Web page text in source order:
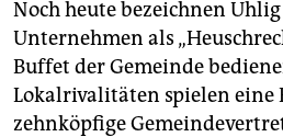
Noch heute bezeichnen
Unternehmen als
Buffet der Gemeinde
Lokalrivalitäten spielen eine
zehnköpfige